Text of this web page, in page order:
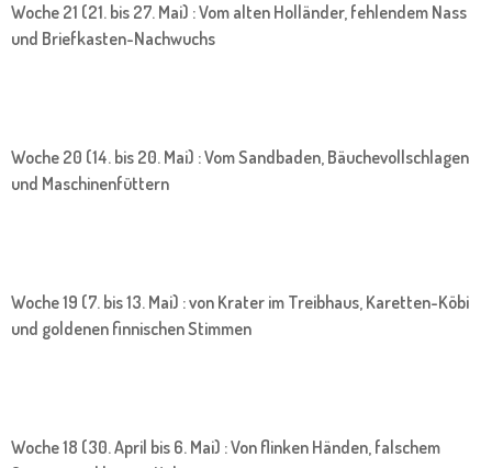
Woche 21 (21. bis 27. Mai) : Vom alten Holländer, fehlendem Nass
und Briefkasten-Nachwuchs
Woche 20 (14. bis 20. Mai) : Vom Sandbaden, Bäuchevollschlagen
und Maschinenfüttern
Woche 19 (7. bis 13. Mai) : von Krater im Treibhaus, Karetten-Köbi
und goldenen finnischen Stimmen
Woche 18 (30. April bis 6. Mai) : Von flinken Händen, falschem